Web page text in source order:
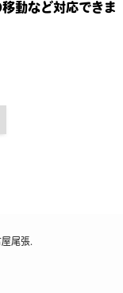
動など対応できま
尾張.